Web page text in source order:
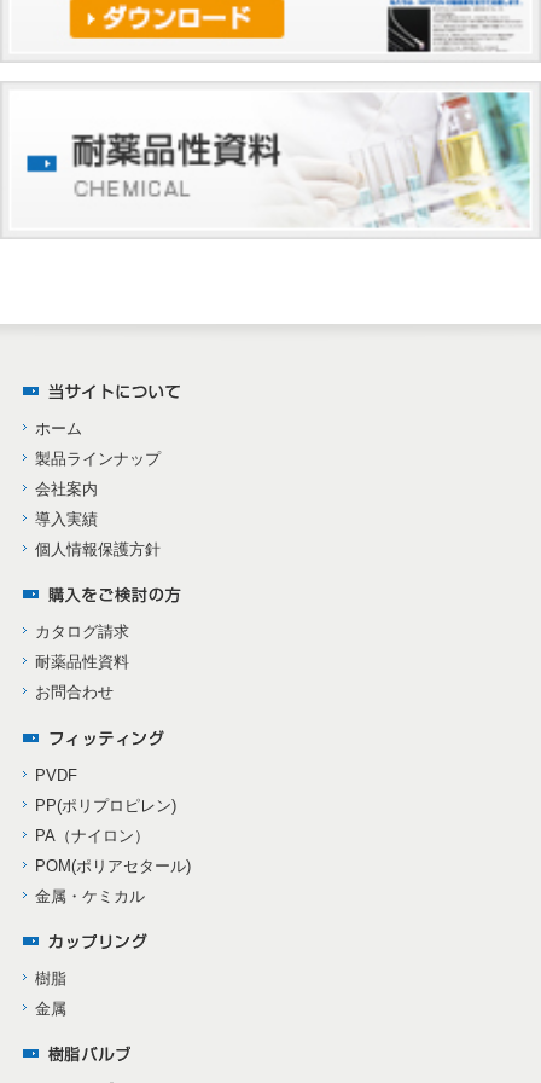
ホーム
製品ラインナップ
会社案内
導入実績
個人情報保護方針
カタログ請求
耐薬品性資料
お問合わせ
PVDF
PP(ポリプロピレン)
PA（ナイロン）
POM(ポリアセタール)
金属・ケミカル
樹脂
金属